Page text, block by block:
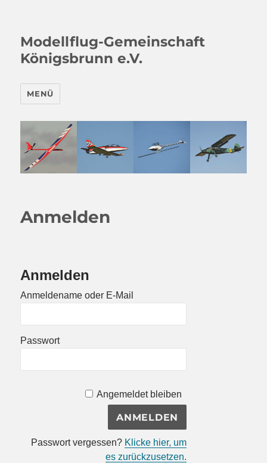
Modellflug-Gemeinschaft
Königsbrunn e.V.
MENÜ
Anmelden
Anmelden
Anmeldename oder E-Mail
Passwort
Angemeldet bleiben
Passwort vergessen? Klicke hier, um
es zurückzusetzen.